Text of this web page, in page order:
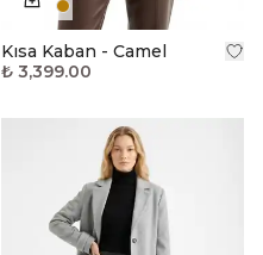
Kısa Kaban - Camel
₺ 3,399.00